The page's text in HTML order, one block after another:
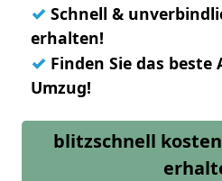
✓ Schnell &
erhalten!
✓ Finden Sie das
Umzug!
blitzschnell